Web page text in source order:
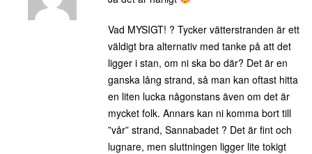
Vad MYSIGT! ? Tycker vätterstranden är ett
väldigt bra alternativ med tanke på att det
ligger i stan, om ni ska bo där? Det är en
ganska lång strand, så man kan oftast hitta
en liten lucka någonstans även om det är
mycket folk. Annars kan ni komma bort till
”vår” strand, Sannabadet ? Det är fint och
lugnare, men sluttningen ligger lite tokigt